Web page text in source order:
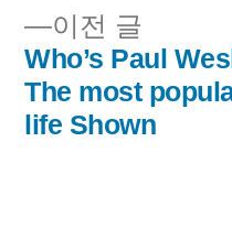
비
게
이
이전 글
전
글:
Who’s Paul
The most
life Shown